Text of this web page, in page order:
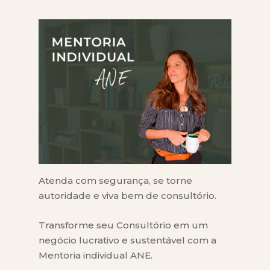
Atenda com segurança, se torne
autoridade e viva bem de consultório.
Transforme seu Consultório em um
negócio lucrativo e sustentável com a
Mentoria individual ANE.